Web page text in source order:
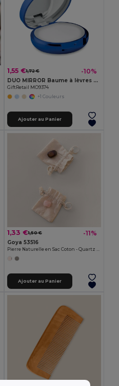
1,55 €1,72 € -10%
DUO MIRROR Baume à lèvres miroir
GiftRetail MO9374
+1 Couleurs
Ajouter au Panier
1,33 €1,50 € -11%
Goya 53516
Pierre Naturelle en Sac Coton - Quartz Rose ou Œil de Tigre KITO
Ajouter au Panier